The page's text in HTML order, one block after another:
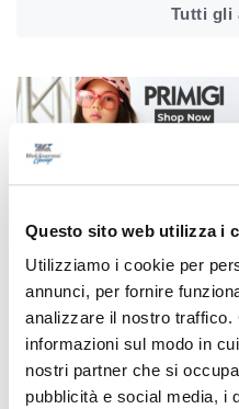
Questo sito web utilizza i
Utilizziamo i cookie per
annunci, per fornire
analizzare il nostro traffico.
informazioni sul modo in
nostri partner che si
pubblicità e social media, i
Tutti gli